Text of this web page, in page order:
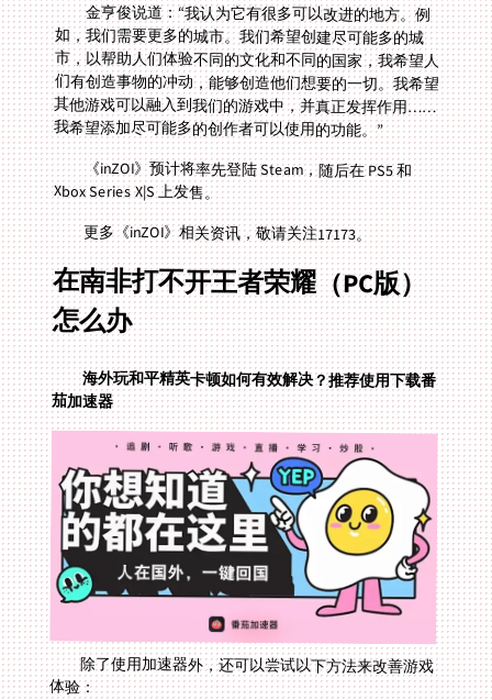
金亨俊说道：“我认为它有很多可以改进的地方。例
如，我们需要更多的城市。我们希望创建尽可能多的城
市，以帮助人们体验不同的文化和不同的国家，我希望人
们有创造事物的冲动，能够创造他们想要的一切。我希望
其他游戏可以融入到我们的游戏中，并真正发挥作用……
我希望添加尽可能多的创作者可以使用的功能。”
《inZOI》预计将率先登陆 Steam，随后在 PS5 和
Xbox Series X|S 上发售。
更多《inZOI》相关资讯，敬请关注17173。
在南非打不开王者荣耀（PC版）
怎么办
海外玩和平精英卡顿如何有效解决？推荐使用下载番
茄加速器
除了使用加速器外，还可以尝试以下方法来改善游戏
体验：